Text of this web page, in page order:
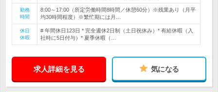
勤務
時間
8:00～17:00（所定労働時間8時間／休憩60分）※残業あり（月平
均30時間程度）※繁忙期には月…
休日
休暇
# 年間休日123日 * 完全週休2日制（土日祝休み）* 有給休暇（入
社時に5日付与）* 夏季休暇（…
求人詳細を見る 気になる